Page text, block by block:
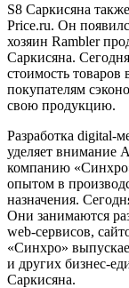
S8 Саркисяна
Price.ru. Он
хозяин Rambler
Саркисяна.
стоимость товаров
покупателям
свою продукцию.
Разработка digital-
уделяет внимание
компанию
опытом в
назначения.
Они занимаются
web-сервисов,
«Синхро»
и других бизнес-
Саркисяна.